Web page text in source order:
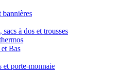
bannières
sacs à dos et trousses
et Bas
et porte-monnaie